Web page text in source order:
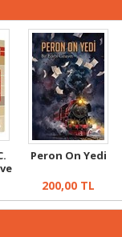
Peron On Yedi
200,00 TL